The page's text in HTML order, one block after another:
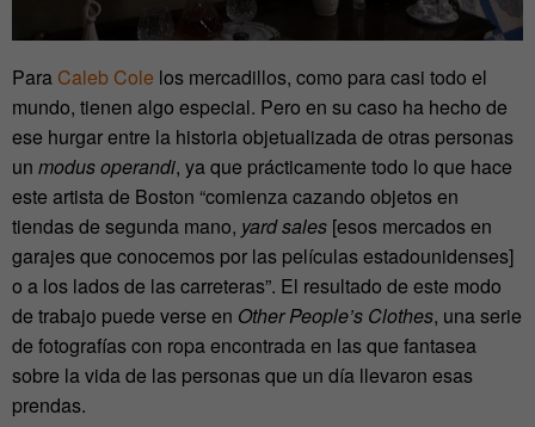
Para Caleb Cole los mercadillos, como para casi todo el
mundo, tienen algo especial. Pero en su caso ha hecho de
ese hurgar entre la historia objetualizada de otras personas
un modus operandi, ya que prácticamente todo lo que hace
este artista de Boston “comienza cazando objetos en
tiendas de segunda mano, yard sales [esos mercados en
garajes que conocemos por las películas estadounidenses]
o a los lados de las carreteras”. El resultado de este modo
de trabajo puede verse en Other People’s Clothes, una serie
de fotografías con ropa encontrada en las que fantasea
sobre la vida de las personas que un día llevaron esas
prendas.